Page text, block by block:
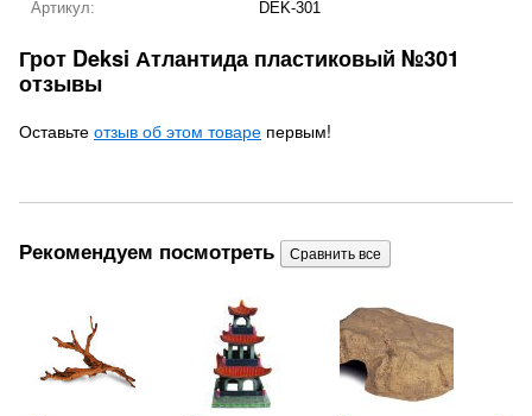
Артикул:
DEK-301
Грот Deksi Атлантида пластиковый №301
отзывы
Оставьте отзыв об этом товаре первым!
Рекомендуем посмотреть